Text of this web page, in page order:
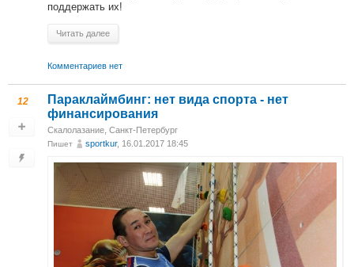
поддержать их!
Читать далее
Комментариев нет
12
Параклаймбинг: нет вида спорта - нет
финансирования
Скалолазание Санкт-Петербург
Пишет sportkur, 16.01.2017 18:45